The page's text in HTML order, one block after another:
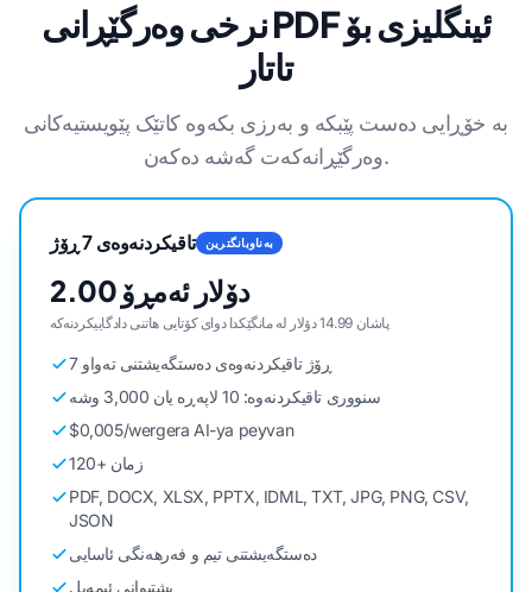
نرخی وەرگێڕانی PDF ئینگلیزی بۆ
تاتار
بە خۆڕایی دەست پێبکە و بەرزی بکەوە کاتێک پێویستیەکانی
وەرگێڕانەکەت گەشە دەکەن.
تاقیکردنەوەی 7 ڕۆژ بەناوبانگترین
2.00 دۆلار ئەمڕۆ
پاشان 14.99 دۆلار لە مانگێکدا دوای کۆتایی هاتنی دادگاییکردنەکە
7 ڕۆژ تاقیکردنەوەی دەستگەیشتنی تەواو
سنووری تاقیکردنەوە: 10 لاپەڕە یان 3,000 وشە
$0,005/wergera AI-ya peyvan
120+ زمان
PDF, DOCX, XLSX, PPTX, IDML, TXT, JPG, PNG, CSV,
JSON
دەستگەیشتنی تیم و فەرهەنگی ئاسایی
پشتیوانی ئیمەیل